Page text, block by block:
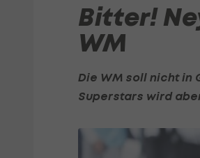
Bitter!
WM
Die WM soll nicht in
Superstars wird